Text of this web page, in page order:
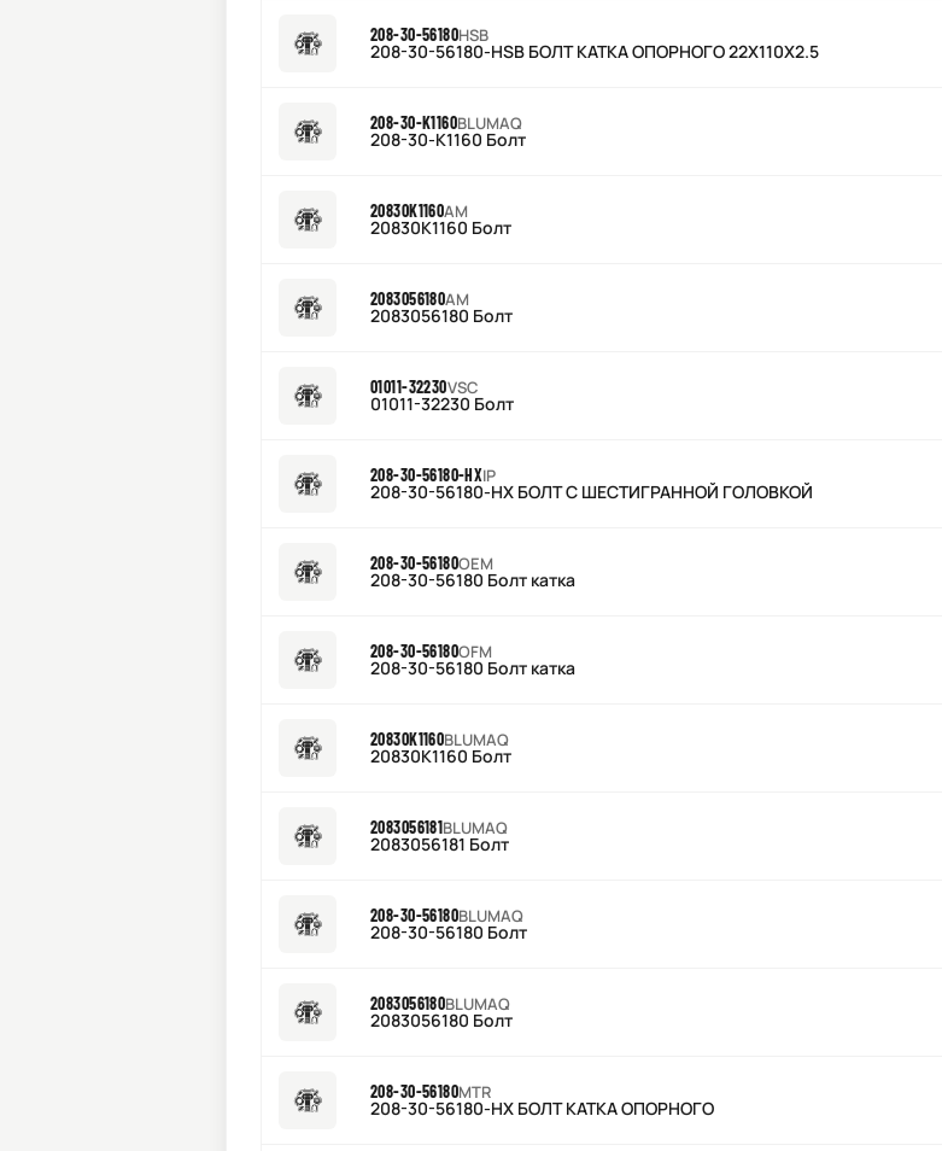
208-30-56180HSB
208-30-56180-HSB БОЛТ КАТКА ОПОРНОГО 22X110X2.5
208-30-K1160BLUMAQ
208-30-K1160 Болт
20830K1160AM
20830K1160 Болт
2083056180AM
2083056180 Болт
01011-32230VSC
01011-32230 Болт
208-30-56180-HXIP
208-30-56180-HX БОЛТ С ШЕСТИГРАННОЙ ГОЛОВКОЙ
208-30-56180OEM
208-30-56180 Болт катка
208-30-56180OFM
208-30-56180 Болт катка
20830K1160BLUMAQ
20830K1160 Болт
2083056181BLUMAQ
2083056181 Болт
208-30-56180BLUMAQ
208-30-56180 Болт
2083056180BLUMAQ
2083056180 Болт
208-30-56180MTR
208-30-56180-HX БОЛТ КАТКА ОПОРНОГО